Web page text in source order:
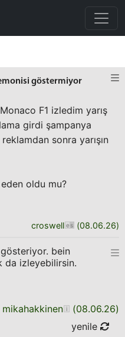
göstermiyor
F1 izledim yarış
girdi şampanya
sonra yarışın
oldu mu?
croswell (08.06.26)
bein
da izleyebilirsin.
mikahakkinen (08.06.26)
yenile